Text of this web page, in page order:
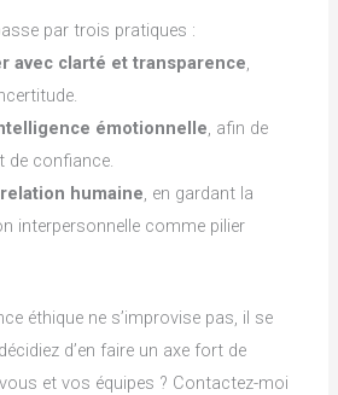
par trois pratiques :
avec clarté et transparence,
émotionnelle, afin de
de confiance.
humaine, en gardant la
interpersonnelle comme pilier
éthique ne s’improvise pas, il se
d’en faire un axe fort de
et vos équipes ? Contactez-moi